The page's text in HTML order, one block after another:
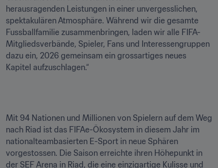
herausragenden Leistungen in einer unvergesslichen,
spektakulären Atmosphäre. Während wir die gesamte
Fussballfamilie zusammenbringen, laden wir alle FIFA-
Mitgliedsverbände, Spieler, Fans und Interessengruppen
dazu ein, 2026 gemeinsam ein grossartiges neues
Kapitel aufzuschlagen.“
Mit 94 Nationen und Millionen von Spielern auf dem Weg
nach Riad ist das FIFAe-Ökosystem in diesem Jahr im
nationalteambasierten E-Sport in neue Sphären
vorgestossen. Die Saison erreichte ihren Höhepunkt in
der SEF Arena in Riad, die eine einzigartige Kulisse und